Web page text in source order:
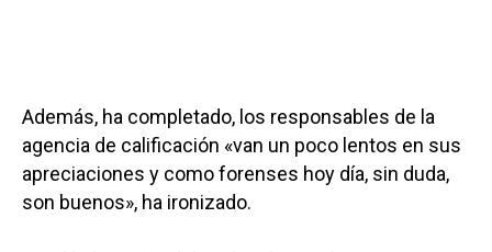
Además, ha completado, los responsables de la
agencia de calificación «van un poco lentos en sus
apreciaciones y como forenses hoy día, sin duda,
son buenos», ha ironizado.